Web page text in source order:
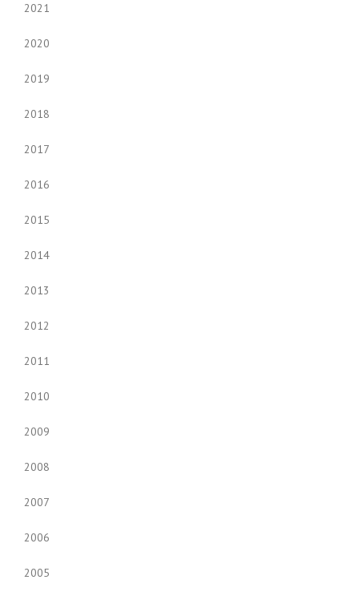
2021
2020
2019
2018
2017
2016
2015
2014
2013
2012
2011
2010
2009
2008
2007
2006
2005